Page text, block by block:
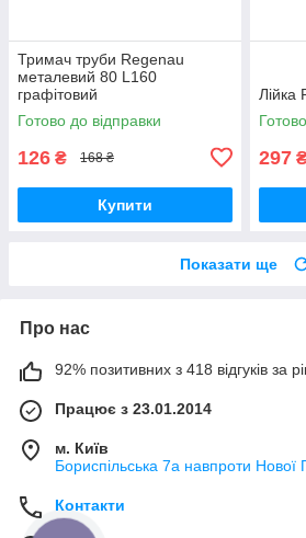
Тримач труби Regenau
металевий 80 L160
графітовий
Готово до відправки
126 ₴ 168 ₴
Купити
Лійка
297
Показати ще
Про нас
92% позитивних з 418 відгуків за
Працює з 23.01.2014
м. Київ
Бориспільська 7а навпроти Нової
Контакти